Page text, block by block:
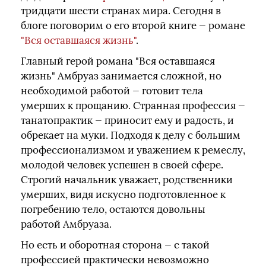
тридцати шести странах мира. Сегодня в
блоге поговорим о его второй книге — романе
"Вся оставшаяся жизнь".
Главный герой романа "Вся оставшаяся
жизнь" Амбруаз занимается сложной, но
необходимой работой — готовит тела
умерших к прощанию. Странная профессия —
танатопрактик — приносит ему и радость, и
обрекает на муки. Подходя к делу с большим
профессионализмом и уважением к ремеслу,
молодой человек успешен в своей сфере.
Строгий начальник уважает, родственники
умерших, видя искусно подготовленное к
погребению тело, остаются довольны
работой Амбруаза.
Но есть и оборотная сторона — с такой
профессией практически невозможно